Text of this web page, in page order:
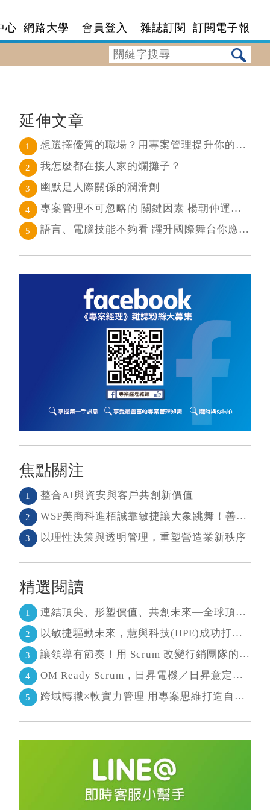
心 網路大學 會員登入 雜誌訂閱 訂閱電子報
延伸文章
1 想選擇優質的職場？用專案管理提升你的即戰力！
2 我怎麼都在接人家的爛攤子？
3 幽默是人際關係的潤滑劑
4 專案管理不可忽略的 關鍵因素 楊朝仲運用「系統思考」達到活靈活現的境界
5 語言、電腦技能不夠看 躍升國際舞台你應該具備的8種能力
焦點關注
1 整合AI與資安與客戶共創新價值
2 WSP美商科進栢誠靠敏捷讓大象跳舞！善用敏捷＋科技力， 大型工程也能快速迭代
3 以理性決策與透明管理，重塑營造業新秩序
精選閱讀
1 連結頂尖、形塑價值、共創未來—全球頂尖敏捷CEO聯誼會成立
2 以敏捷驅動未來，慧與科技(HPE)成功打造AI生態系 大型敏捷(LeSS)海納百川，讓複雜變簡單
3 讓領導有節奏！用 Scrum 改變行銷團隊的協作節奏
4 OM Ready Scrum，日昇電機／日昇意定打造永續維運新典範
5 跨域轉職×軟實力管理 用專案思維打造自己的斜槓人生